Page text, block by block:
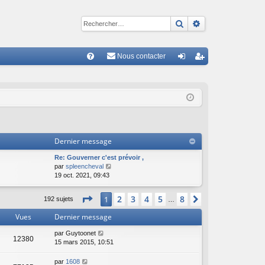
Rechercher
R
Nous contacter
cri
Dernier message
Re: Gouverner c'est prévoir ,
par spleencheval
s
l
e
l
e
19 oct. 2021, 09:43
192 sujets Page 1sur
1 2 3 4 5 8
Vues Dernier message
12380
par Guytoonet
15 mars 2015, 10:51
par 1608